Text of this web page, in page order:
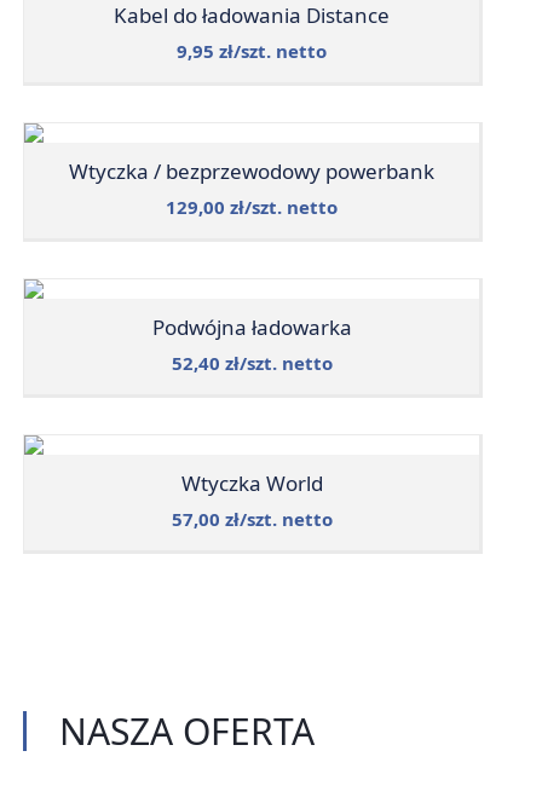
Kabel do ładowania Distance
9,95 zł/szt. netto
Wtyczka / bezprzewodowy powerbank
129,00 zł/szt. netto
Podwójna ładowarka
52,40 zł/szt. netto
Wtyczka World
57,00 zł/szt. netto
NASZA OFERTA